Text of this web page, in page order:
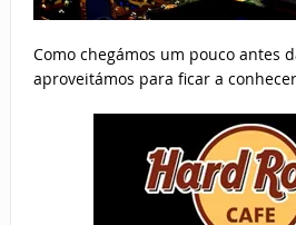
Como chegámos um pouco antes
aproveitámos para ficar a